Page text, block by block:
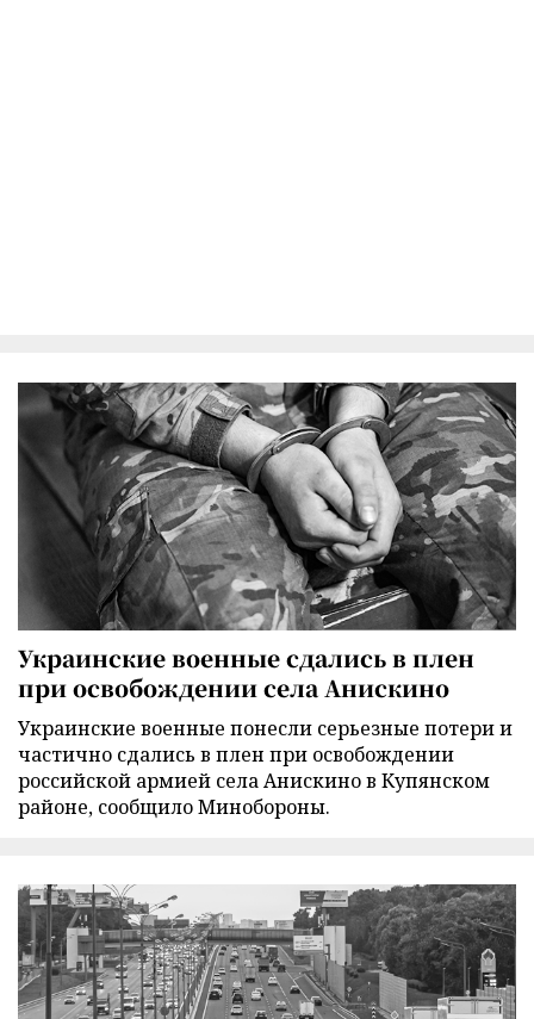
Украинские военные сдались в плен
при освобождении села Анискино
Украинские военные понесли серьезные потери и
частично сдались в плен при освобождении
российской армией села Анискино в Купянском
районе, сообщило Минобороны.